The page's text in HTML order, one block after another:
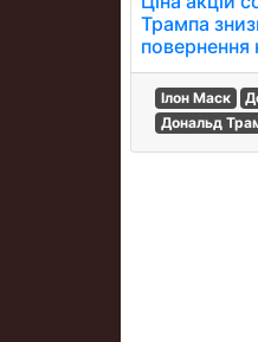
Трампа
Ілон Маск
Дональд